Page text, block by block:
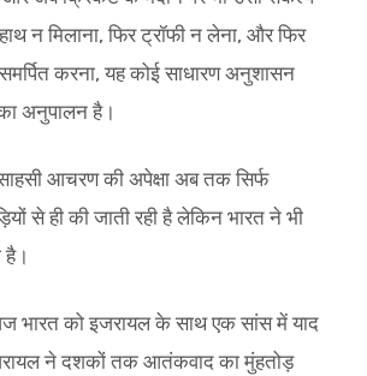
न मिलाना, फिर ट्रॉफी न लेना, और फिर
करना, यह कोई साधारण अनुशासन
का अनुपालन है।
आचरण की अपेक्षा अब तक सिर्फ
से ही की जाती रही है लेकिन भारत ने भी
है।
भारत को इजरायल के साथ एक सांस में याद
ने दशकों तक आतंकवाद का मुंहतोड़